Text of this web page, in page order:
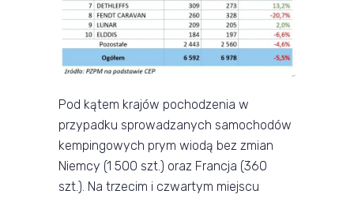
Pod kątem krajów pochodzenia w
przypadku sprowadzanych samochodów
kempingowych prym wiodą bez zmian
Niemcy (1 500 szt.) oraz Francja (360
szt.). Na trzecim i czwartym miejscu